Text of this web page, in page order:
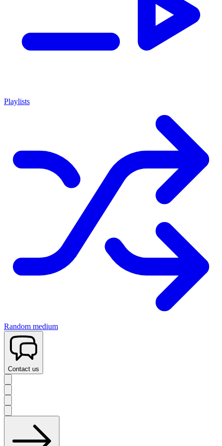
Playlists
Random medium
Contact us